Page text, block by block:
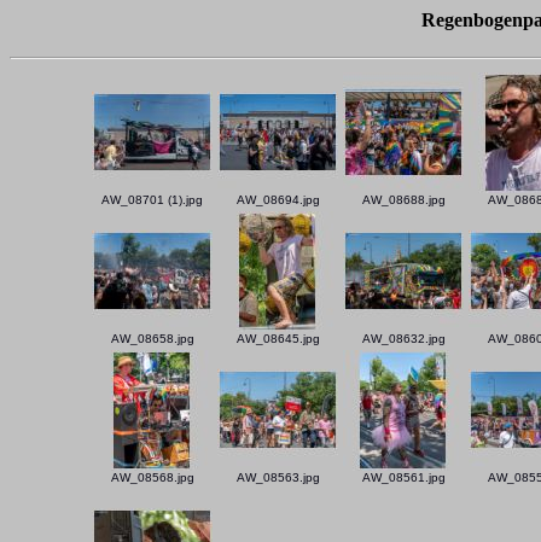
AW_08701 (1).jpg AW_08694.jpg AW_08688.jpg
AW_08658.jpg AW_08645.jpg AW_08632.jpg
AW_08568.jpg AW_08563.jpg AW_08561.jpg